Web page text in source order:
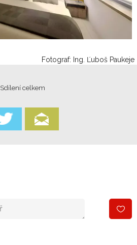
Fotograf: Ing. Ľuboš Paukeje
Sdílení celkem